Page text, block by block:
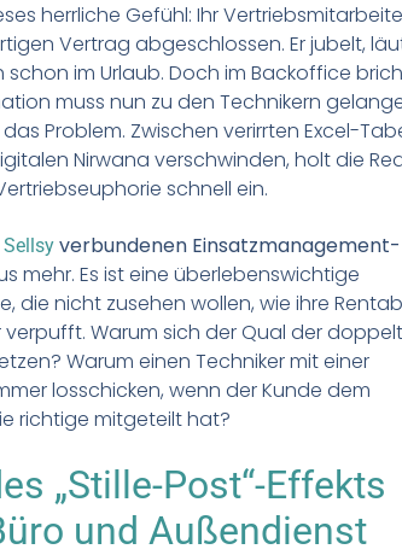
herrliche Gefühl: Ihr
Vertrag abgeschlossen. Er jubelt,
schon im Urlaub. Doch im Backoffice
muss nun zu den Technikern
Problem. Zwischen verirrten Excel-
Nirwana verschwinden, holt die
schnell ein.
Sellsy verbundenen Einsatzmanagement-
mehr. Es ist eine überlebenswichtige
die nicht zusehen wollen, wie ihre
Warum sich der Qual der
Warum einen Techniker mit einer
losschicken, wenn der Kunde dem
richtige mitgeteilt hat?
„Stille-Post“-Effekts
und Außendienst